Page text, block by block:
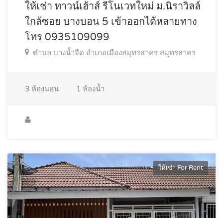
ให้เช่า ทาวน์เฮ้าส์ รีโนเวทใหม่ ม.นิราวิลล์
ใกล้ซอย บางบอน 5 เข้าออกได้หลายทาง
โทร 0935109099
ตำบล บางน้ำจืด อำเภอเมืองสมุทรสาคร สมุทรสาคร
3 ห้องนอน 1 ห้องน้ำ
ให้เช่า For Rent